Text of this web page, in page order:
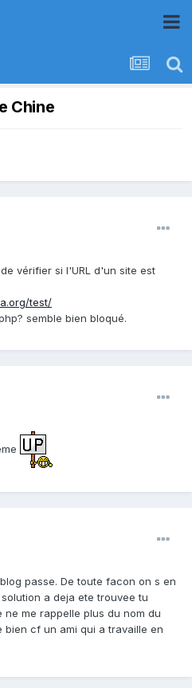
Chine
vérifier si l'URL d'un site est
test/
semble bien bloqué.
passe. De toute facon on s en
a deja ete trouvee tu
me rappelle plus du nom du
cf un ami qui a travaille en